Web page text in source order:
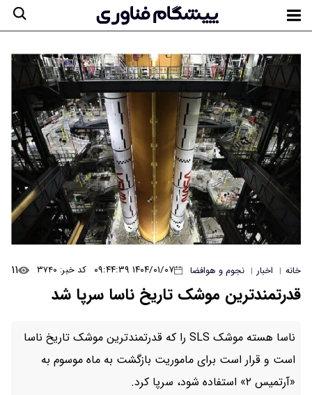
خانه | اخبار | نجوم و هوافضا ۱۴۰۴/۰۱/۰۷ ۰۹:۴۴:۳۹ کد خبر: ۳۷۴۰ ۱۱
قدرتمندترین موشک تاریخ ناسا سرپا شد
ناسا هسته موشک SLS را که قدرتمندترین موشک تاریخ ناسا
است و قرار است برای ماموریت بازگشت به ماه موسوم به
«آرتمیس ۲» استفاده شود، سرپا کرد.